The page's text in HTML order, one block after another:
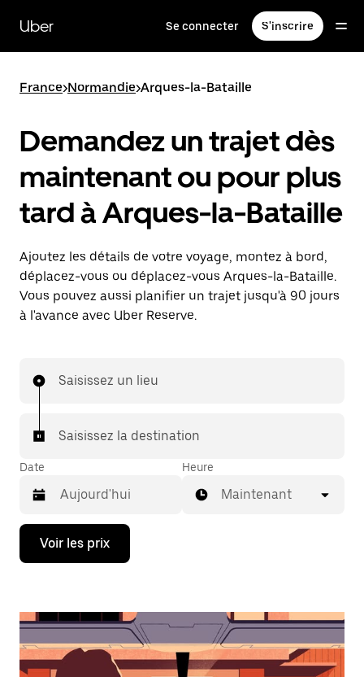
contenu
principal
Uber Se connecter S'inscrire
France>Normandie>Arques-la-Bataille
Demandez un trajet dès
maintenant ou pour plus
tard à Arques-la-Bataille
Ajoutez les détails de votre voyage, montez à bord,
déplacez-vous ou déplacez-vous Arques-la-Bataille.
Vous pouvez aussi planifier un trajet jusqu'à 90 jours
à l'avance avec Uber Reserve.
Saisissez un lieu
Saisissez la destination
Date
Appuyez
la
bas
ouvrir
le
Heure
Maintenant
Voir les prix